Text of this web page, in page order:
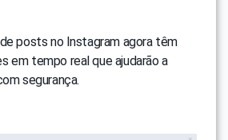
posts no Instagram agora têm
em tempo real que ajudarão a
segurança.